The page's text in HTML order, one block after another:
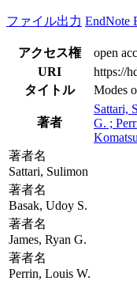
ファイル出力 EndNote
アクセス権
open
URI
https://
タイトル
Modes
著者
Sattari,
G. ;
著者名
Sattari, Sulimon
著者名
Basak, Udoy S.
著者名
James, Ryan G.
著者名
Perrin, Louis W.